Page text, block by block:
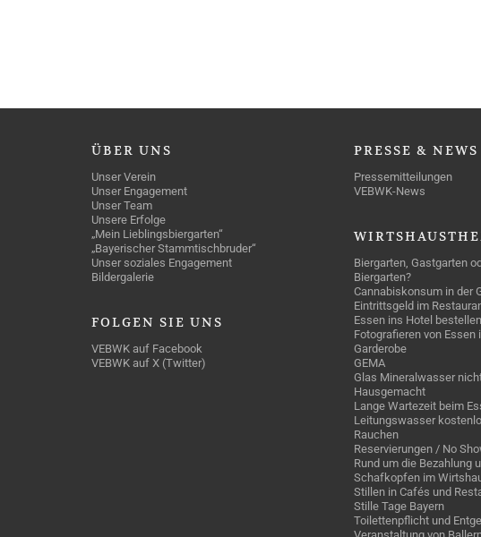
ÜBER UNS
Unser Verein
Unser Engagement
Unser Team
Unsere Erfolge
„Mein Lieblingsbiergarten“
„Bayerischer Stammtischbruder“
Unser soziales Engagement
Bildergalerie
FOLGEN SIE UNS
VEBWK auf Facebook
VEBWK auf X (Twitter)
PRESSE & NEWS
Pressemitteilungen
VEBWK-News
Biergarten, Gastgarten
Biergarten?
Cannabiskonsum in der
Eintrittsgeld im
Essen ins Hotel bestellen
Fotografieren von Essen
Garderobe
GEMA
Glas Mineralwasser
Hausgemacht
Lange Wartezeit beim
Leitungswasser
Rauchen
Reservierungen / No
Rund um die Bezahlung
Schafkopfen im
Stillen in Cafés und
Stille Tage Bayern
Toilettenpflicht und